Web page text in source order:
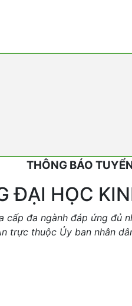
THÔNG BÁO
ĐẠI HỌC
cấp đa ngành đáp ứng đủ
trực thuộc Ủy ban nhân